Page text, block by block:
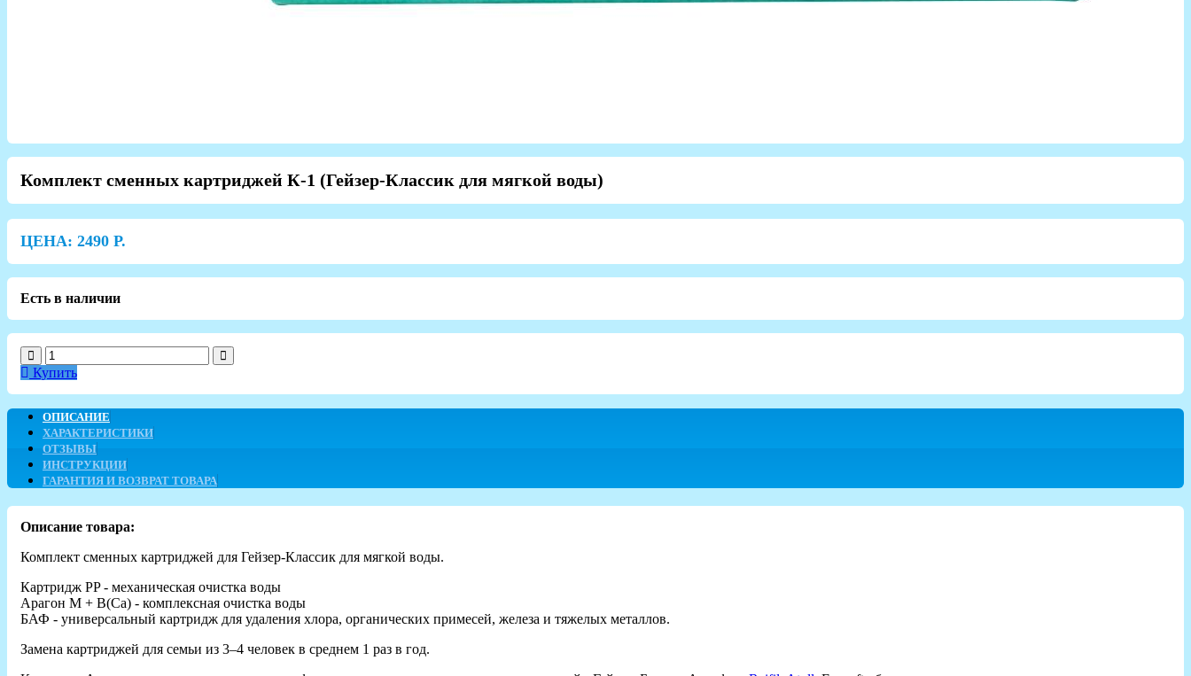
Комплект сменных картриджей К-1 (Гейзер-Классик для мягкой воды)
ЦЕНА: 2490 Р.
Есть в наличии
Купить
ОПИСАНИЕ
ХАРАКТЕРИСТИКИ
ОТЗЫВЫ
ИНСТРУКЦИИ
ГАРАНТИЯ И ВОЗВРАТ ТОВАРА
Описание товара:
Комплект сменных картриджей для Гейзер-Классик для мягкой воды.
Картридж PP - механическая очистка воды
Арагон М + В(Са) - комплексная очистка воды
БАФ - универсальный картридж для удаления хлора, органических примесей, железа и тяжелых металлов.
Замена картриджей для семьи из 3–4 человек в среднем 1 раз в год.